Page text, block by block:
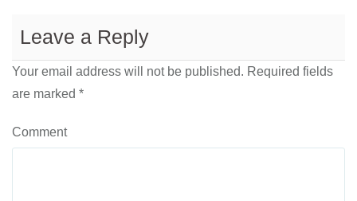
Leave a Reply
Your email address will not be published. Required fields
are marked *
Comment